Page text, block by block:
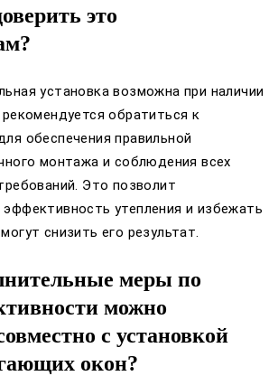
это
установка возможна при наличии
обратиться к
обеспечения правильной
монтажа и соблюдения всех
Это позволит
утепления и избежать
снизить его результат.
меры по
можно
с установкой
окон?